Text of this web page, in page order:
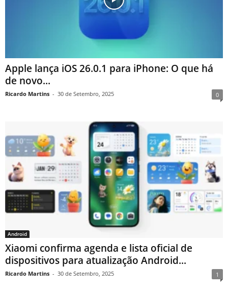
Apple lança iOS 26.0.1 para iPhone: O que há
de novo...
Ricardo Martins - 30 de Setembro, 2025 0
Android
Xiaomi confirma agenda e lista oficial de
dispositivos para atualização Android...
Ricardo Martins - 30 de Setembro, 2025 1